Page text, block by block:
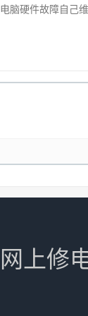
电脑硬件故障自己
网上修